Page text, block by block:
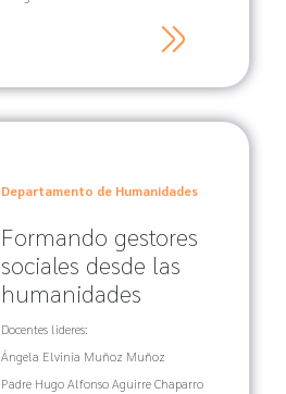
Departamento de Humanidades
Formando gestores
sociales desde las
humanidades
Docentes lideres:
Ángela Elvinia Muñoz Muñoz
Padre Hugo Alfonso Aguirre Chaparro